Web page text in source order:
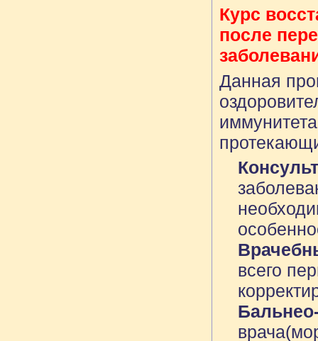
Курс
после
Данная
всего